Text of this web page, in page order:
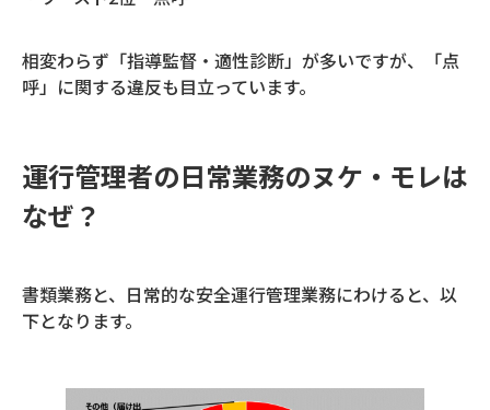
相変わらず「指導監督・適性診断」が多いですが、「点
呼」に関する違反も目立っています。
運行管理者の日常業務のヌケ・モレは
なぜ？
書類業務と、日常的な安全運行管理業務にわけると、以
下となります。